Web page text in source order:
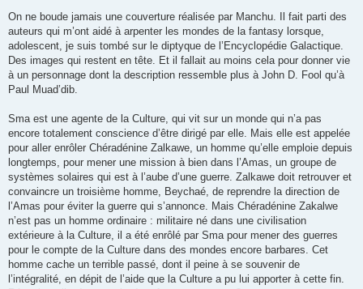
On ne boude jamais une couverture réalisée par Manchu. Il fait parti des
auteurs qui m’ont aidé à arpenter les mondes de la fantasy lorsque,
adolescent, je suis tombé sur le diptyque de l’Encyclopédie Galactique.
Des images qui restent en tête. Et il fallait au moins cela pour donner vie
à un personnage dont la description ressemble plus à John D. Fool qu’à
Paul Muad’dib.
Sma est une agente de la Culture, qui vit sur un monde qui n’a pas
encore totalement conscience d’être dirigé par elle. Mais elle est appelée
pour aller enrôler Chéradénine Zalkawe, un homme qu’elle emploie depuis
longtemps, pour mener une mission à bien dans l’Amas, un groupe de
systèmes solaires qui est à l’aube d’une guerre. Zalkawe doit retrouver et
convaincre un troisième homme, Beychaé, de reprendre la direction de
l’Amas pour éviter la guerre qui s’annonce. Mais Chéradénine Zakalwe
n’est pas un homme ordinaire : militaire né dans une civilisation
extérieure à la Culture, il a été enrôlé par Sma pour mener des guerres
pour le compte de la Culture dans des mondes encore barbares. Cet
homme cache un terrible passé, dont il peine à se souvenir de
l’intégralité, en dépit de l’aide que la Culture a pu lui apporter à cette fin.